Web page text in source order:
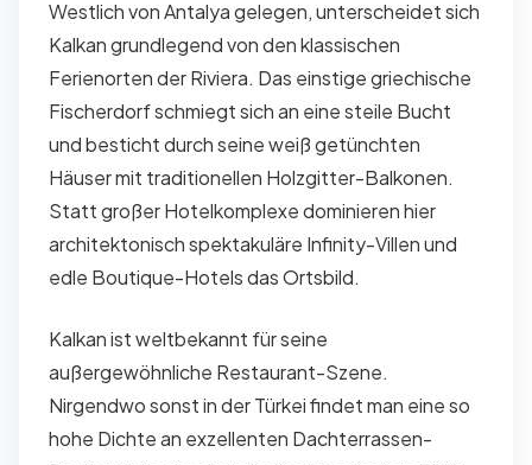
Westlich von Antalya gelegen, unterscheidet sich
Kalkan grundlegend von den klassischen
Ferienorten der Riviera. Das einstige griechische
Fischerdorf schmiegt sich an eine steile Bucht
und besticht durch seine weiß getünchten
Häuser mit traditionellen Holzgitter-Balkonen.
Statt großer Hotelkomplexe dominieren hier
architektonisch spektakuläre Infinity-Villen und
edle Boutique-Hotels das Ortsbild.
Kalkan ist weltbekannt für seine
außergewöhnliche Restaurant-Szene.
Nirgendwo sonst in der Türkei findet man eine so
hohe Dichte an exzellenten Dachterrassen-